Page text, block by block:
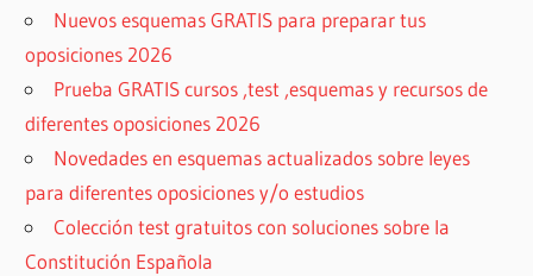
Nuevos esquemas GRATIS para preparar tus
oposiciones 2026
Prueba GRATIS cursos ,test ,esquemas y recursos de
diferentes oposiciones 2026
Novedades en esquemas actualizados sobre leyes
para diferentes oposiciones y/o estudios
Colección test gratuitos con soluciones sobre la
Constitución Española